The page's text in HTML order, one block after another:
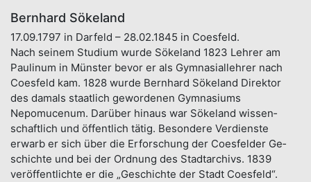
Bernhard Sökeland
17.09.1797 in Darfeld – 28.02.1845 in Coesfeld.
Nach sei­nem Studium wurde Sökeland 1823 Lehrer am
Paulinum in Münster bevor er als Gym­nasial­lehrer nach
Coes­feld kam. 1828 wurde Bernhard Sökeland Di­rektor
des damals staat­lich gewor­denen Gym­na­siums
Nepomucenum. Darüber hinaus war Sökeland wissen­
schaft­lich und öffent­lich tätig. Besondere Ver­dienste
erwarb er sich über die Er­forschung der Coes­felder Ge­
schich­te und bei der Ord­nung des Stadt­archivs. 1839
veröffent­lichte er die „Geschichte der Stadt Coesfeld“.